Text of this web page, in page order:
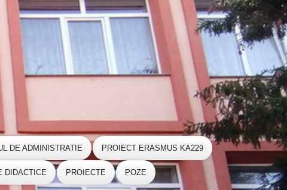
DE ADMINISTRATIE PROIECT ERASMUS KA229
DIDACTICE PROIECTE POZE